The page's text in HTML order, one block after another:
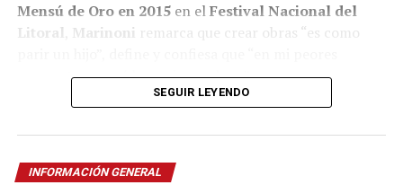
Mensú de Oro en 2015en elFestival Nacional del
Litoral Marinoni remarca que crear obras “es como
momentos saqué las mejores obras”.
para integrar el Ballet Folklórico Nacionalal mando
de la renombradaNorma Viola
“nunca me consideré un buen bailarín” y recuerda que
SEGUIR LEYENDO
INFORMACIÓN GENERAL